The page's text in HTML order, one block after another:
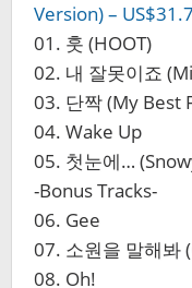
Version) –
01. 훗 (HOOT)
02. 내 잘못이죠
03. 단짝 (My Best
04. Wake Up
05. 첫눈에…
-Bonus Tracks-
06. Gee
07. 소원을 말해봐
08. Oh!